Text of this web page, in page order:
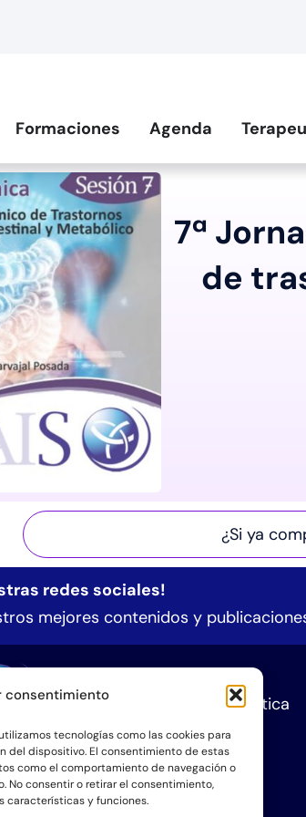
consentimiento
tecnologías como las cookies para
del dispositivo. El consentimiento de estas
como el comportamiento de navegación o
No consentir o retirar el consentimiento,
características y funciones.
Formaciones Agenda
7ª
de
¿Si ya
redes sociales!
mejores contenidos y
Formaciones
Formación Sintergética
Manos para Sanar
Espacio Ser